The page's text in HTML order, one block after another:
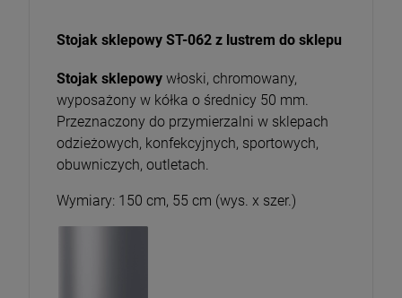
Stojak sklepowy ST-062 z lustrem do sklepu
Stojak sklepowy włoski, chromowany,
wyposażony w kółka o średnicy 50 mm.
Przeznaczony do przymierzalni w sklepach
odzieżowych, konfekcyjnych, sportowych,
obuwniczych, outletach.
Wymiary: 150 cm, 55 cm (wys. x szer.)